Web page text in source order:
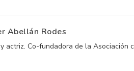
Abellán Rodes
actriz. Co-fundadora de la Asociación